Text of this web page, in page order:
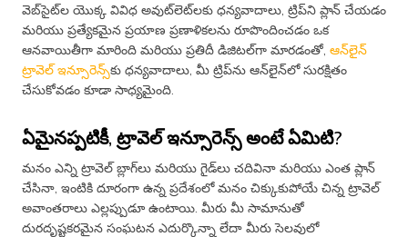
వెబ్‌సైట్‌ల యొక్క వివిధ అవుట్‌లెట్‌లకు ధన్యవాదాలు, ట్రిప్‌ని ప్లాన్ చేయడం
మరియు ప్రత్యేకమైన ప్రయాణ ప్రణాళికలను రూపొందించడం ఒక
ఆనవాయితీగా మారింది మరియు ప్రతిదీ డిజిటల్‌గా మారడంతో, ఆన్‌లైన్
ట్రావెల్ ఇన్సూరెన్స్‌కు ధన్యవాదాలు, మీ ట్రిప్‌ను ఆన్‌లైన్‌లో సురక్షితం
చేసుకోవడం కూడా సాధ్యమైంది.
ఏమైనప్పటికీ, ట్రావెల్ ఇన్సూరెన్స్ అంటే ఏమిటి?
మనం ఎన్ని ట్రావెల్ బ్లాగ్‌లు మరియు గైడ్‌లు చదివినా మరియు ఎంత ప్లాన్
చేసినా, ఇంటికి దూరంగా ఉన్న ప్రదేశంలో మనం చిక్కుకుపోయే చిన్న ట్రావెల్
అవాంతరాలు ఎల్లప్పుడూ ఉంటాయి. మీరు మీ సామానుతో
దురదృష్టకరమైన సంఘటన ఎదుర్కొన్నా లేదా మీరు సెలవులో